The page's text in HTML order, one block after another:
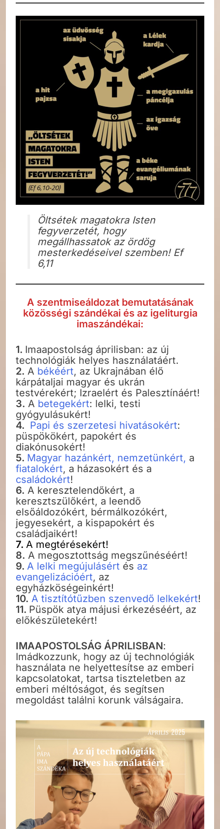
Öltsétek magatokra Isten
fegyverzetét, hogy
megállhassatok az ördög
mesterkedéseivel szemben! Ef
6,11
A szentmiseáldozat bemutatásának
közösségi szándékai és az igeliturgia
imaszándékai:
1. Imaapostolság áprilisban: az új
technológiák helyes használatáért.
2. A békéért, az Ukrajnában élő
kárpátaljai magyar és ukrán
testvérekért; Izraelért és Palesztínáért!
3. A betegekért: lelki, testi
gyógyulásukért!
4. Papi és szerzetesi hivatásokért:
püspökökért, papokért és
diakónusokért!
5. Magyar hazánkért, nemzetünkért, a
fiatalokért, a házasokért és a
családokért!
6. A keresztelendőkért, a
keresztszülőkért, a leendő
elsőáldozókért, bérmálkozókért,
jegyesekért, a kispapokért és
családjaikért!
7. A megtérésekért!
8. A megosztottság megszűnéséért!
9. A lelki megújulásért és az
evangelizációért, az
egyházköségeinkért!
10. A tisztítótűzben szenvedő lelkekért!
11. Püspök atya májusi érkezéséért, az
előkészületekért!
IMAAPOSTOLSÁG ÁPRILISBAN:
Imádkozzunk, hogy az új technológiák
használata ne helyettesítse az emberi
kapcsolatokat, tartsa tiszteletben az
emberi méltóságot, és segítsen
megoldást találni korunk válságaira.